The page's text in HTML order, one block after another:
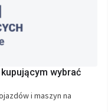
wybrać
i maszyn na